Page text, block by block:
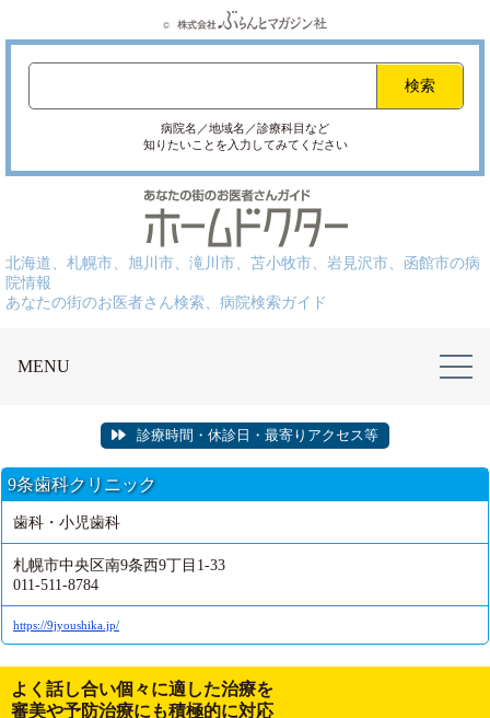
病院名／地域名／診療科目など
知りたいことを入力してみてください
北海道、札幌市、旭川市、滝川市、苫小牧市、岩見沢市、函館市の病
院情報
あなたの街のお医者さん検索、病院検索ガイド
MENU
診療時間・休診日・最寄りアクセス等
9条歯科クリニック
歯科・小児歯科
札幌市中央区南9条西9丁目1-33
011-511-8784
https://9jyoushika.jp/
よく話し合い個々に適した治療を
審美や予防治療にも積極的に対応